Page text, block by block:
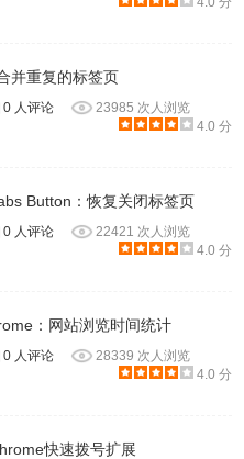
并重复的标签页
0 人评论
23985 次人浏览
4.0 分
Button：恢复关闭标签页
0 人评论
22421 次人浏览
4.0 分
：网站浏览时间统计
0 人评论
28339 次人浏览
4.0 分
快速拨号扩展